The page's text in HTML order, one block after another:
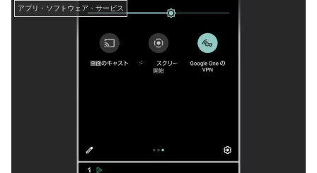
アプリ・ソフトウェア・サービス